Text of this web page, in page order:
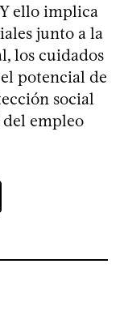
ello implica
junto a la
los cuidados
potencial de
social
del empleo